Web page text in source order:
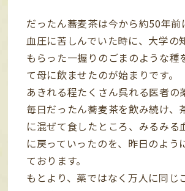
だったん蕎麦茶は今から約50年前
血圧に苦しんでいた時に、大学の
もらった一握りのごまのような種
て母に飲ませたのが始まりです。
あきれる程たくさん呉れる医者の
毎日だったん蕎麦茶を飲み続け、
に混ぜて食したところ、みるみる
に戻っていったのを、昨日のよう
ております。
もとより、薬ではなく万人に同じ